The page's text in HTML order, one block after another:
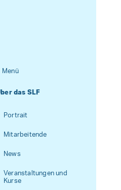
Menü
das SLF Navigation
Portrait
Mitarbeitende
News
Veranstaltungen und
Kurse